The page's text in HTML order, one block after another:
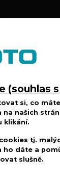
(souhlas
si, co
našich
klikání.
tj.
ho dáte a
slušně.